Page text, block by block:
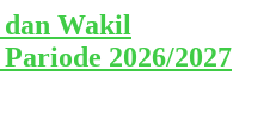
Wakil
2026/2027